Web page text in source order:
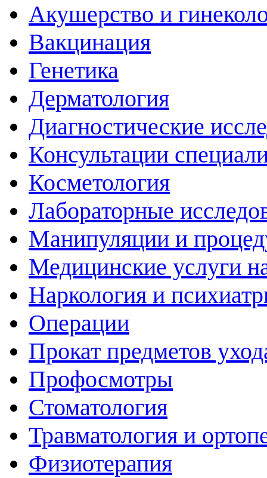
Акушерство и
Вакцинация
Генетика
Дерматология
Диагностические
Консультации
Косметология
Лабораторные
Манипуляции и
Медицинские услуги
Наркология и
Операции
Прокат предметов
Профосмотры
Стоматология
Травматология и
Физиотерапия